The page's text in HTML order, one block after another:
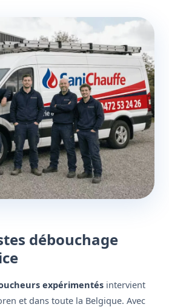
débouchage
expérimentés intervient
et dans toute la Belgique. Avec